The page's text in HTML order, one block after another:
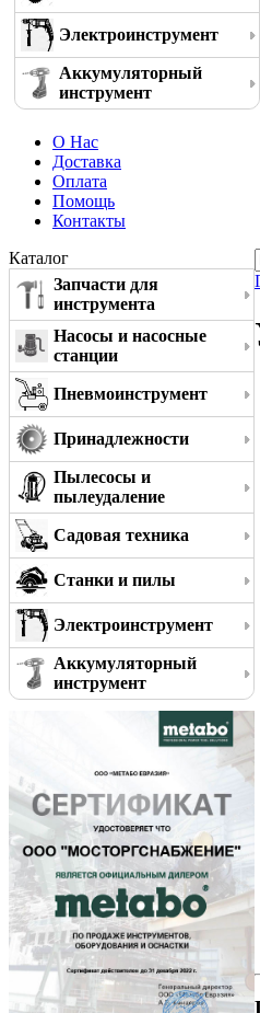
Электроинструмент
Аккумуляторный
инструмент
О Нас
Доставка
Оплата
Помощь
Контакты
Каталог
Запчасти для
инструмента
Насосы и насосные
станции
Пневмоинструмент
Принадлежности
Пылесосы и
пылеудаление
Садовая техника
Станки и пилы
Электроинструмент
Аккумуляторный
инструмент